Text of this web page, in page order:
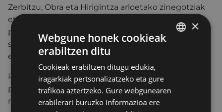
Zerbitzu, Obra eta Hirigintza arloetako zinegotziak
eta teknikariak, horiek baitira herritarrek
planteatutako arazoetan gehien aipatzen diren
sailak. Mahaian Ertzaintzako agente bat ere
egongo da.
Parte-hartze prozesu honetan jasotzen diren
proposamenak aztertu egingo dira, eta, ahal den
neurrian, udal sailen lanetan txertatu.
×
Webgune honek cookieak
erabiltzen ditu
Cookieak erabiltzen ditugu edukia,
iragarkiak pertsonalizatzeko eta gure
trafikoa aztertzeko. Gure webgunearen
erabilerari buruzko informazioa ere